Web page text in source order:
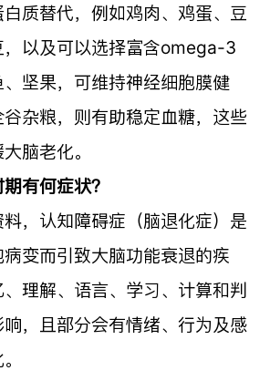
质替代，例如鸡肉、鸡蛋、豆
，以及可以选择富含omega-3
坚果，可维持神经细胞膜健
杂粮，则有助稳定血糖，这些
脑老化。
有何症状？
，认知障碍症（脑退化症）是
变而引致大脑功能衰退的疾
理解、语言、学习、计算和判
，且部分会有情绪、行为及感